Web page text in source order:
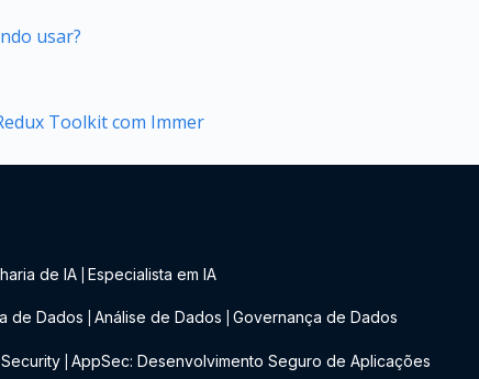
usar?
Toolkit com Immer
de IA Especialista em IA
de Dados Análise de Dados Governança de Dados
AppSec: Desenvolvimento Seguro de Aplicações